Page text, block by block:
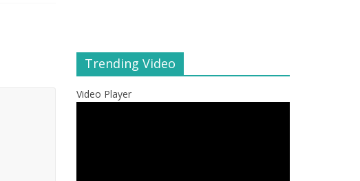
Trending Video
Video Player